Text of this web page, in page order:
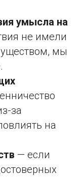
умысла на
не имели
мы
за
на
— если